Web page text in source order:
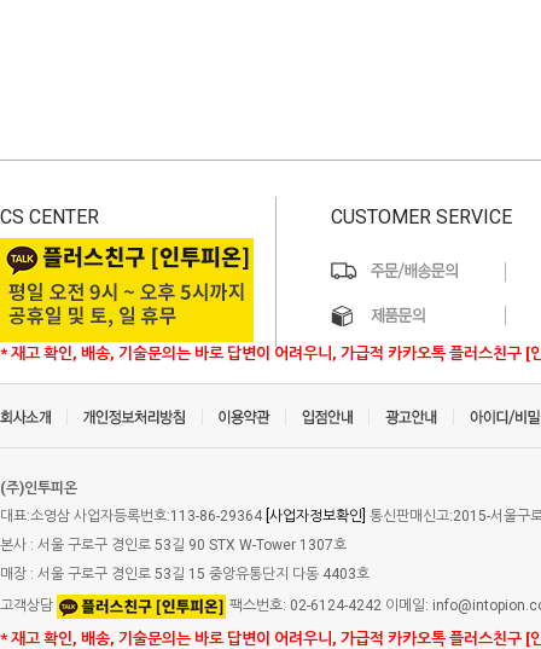
CS CENTER
* 재고 확인, 배송, 기술문의는 바로 답변이 어려우니, 가급적 카카오톡 플러스친구 [
CUSTOMER SERVICE
(주)인투피온
대표:소영삼 사업자등록번호:113-86-29364 [사업자정보확인] 통신판매신고:2015-서울구
본사 : 서울 구로구 경인로 53길 90 STX W-Tower 1307호
매장 : 서울 구로구 경인로 53길 15 중앙유통단지 다동 4403호
고객상담
팩스번호: 02-6124-4242 이메일:
* 재고 확인, 배송, 기술문의는 바로 답변이 어려우니, 가급적 카카오톡 플러스친구 [